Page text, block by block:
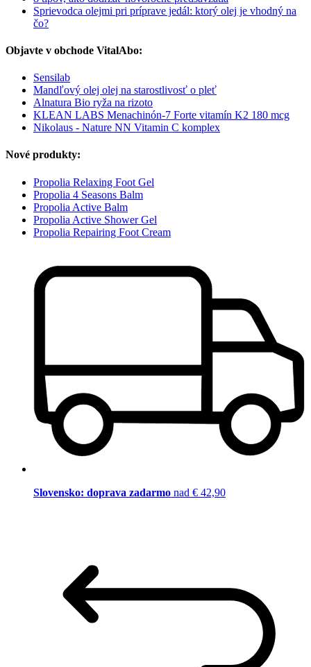
Sprievodca olejmi pri príprave jedál: ktorý olej je vhodný na
čo?
Objavte v obchode VitalAbo:
Sensilab
Mandľový olej olej na starostlivosť o pleť
Alnatura Bio ryža na rizoto
KLEAN LABS Menachinón-7 Forte vitamín K2 180 mcg
Nikolaus - Nature NN Vitamin C komplex
Nové produkty:
Propolia Relaxing Foot Gel
Propolia 4 Seasons Balm
Propolia Active Balm
Propolia Active Shower Gel
Propolia Repairing Foot Cream
Slovensko: doprava zadarmo nad € 42,90